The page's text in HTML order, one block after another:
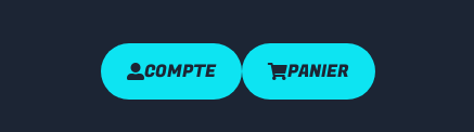
COMPTE PANIER